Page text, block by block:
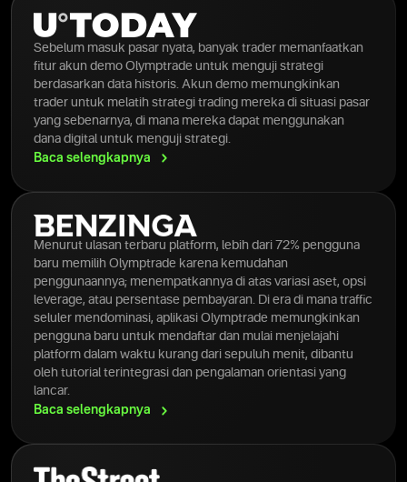
Sebelum masuk pasar nyata, banyak trader memanfaatkan
fitur akun demo Olymptrade untuk menguji strategi
berdasarkan data historis. Akun demo memungkinkan
trader untuk melatih strategi trading mereka di situasi pasar
yang sebenarnya, di mana mereka dapat menggunakan
dana digital untuk menguji strategi.
Baca selengkapnya
Menurut ulasan terbaru platform, lebih dari 72% pengguna
baru memilih Olymptrade karena kemudahan
penggunaannya; menempatkannya di atas variasi aset, opsi
leverage, atau persentase pembayaran. Di era di mana traffic
seluler mendominasi, aplikasi Olymptrade memungkinkan
pengguna baru untuk mendaftar dan mulai menjelajahi
platform dalam waktu kurang dari sepuluh menit, dibantu
oleh tutorial terintegrasi dan pengalaman orientasi yang
lancar.
Baca selengkapnya